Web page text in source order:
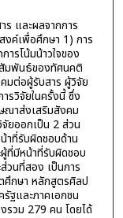
ร และผลจากการ
งค์เพื่อศึกษา 1) การ
ารโน้มน้าวใจของ
มพันธ์ของทัศนคติ
มต่อผู้รับสาร ผู้วิจัย
รวิจัยในครั้งนี้ ซึ่ง
ณาส่งเสริมสังคม
ยออกเป็น 2 ส่วน
าที่รับผิดชอบด้าน
ที่มีหน้าที่รับผิดชอบ
วนที่สอง เป็นการ
ศึกษา หลักสูตรศิลป
ฐและภาคเอกชน
รวม 279 คน โดยได้